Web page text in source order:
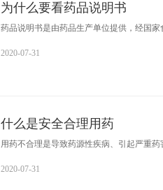
为什么要看药品说明书
药品说明书是由药品生产单位提供，经国
2020-07-31
什么是安全合理用药
用药不合理是导致药源性疾病、引起严重
2020-07-31